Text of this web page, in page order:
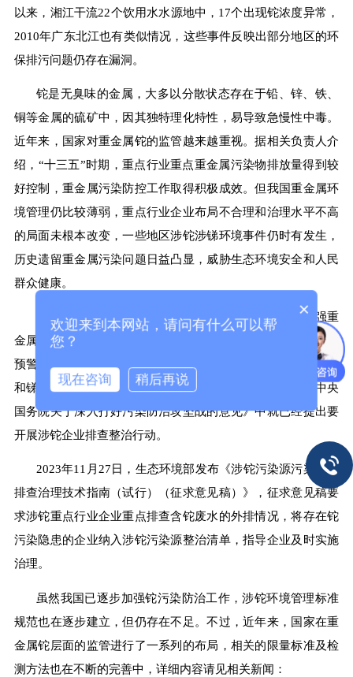
以来，湘江干流22个饮用水水源地中，17个出现铊浓度异常，
2010年广东北江也有类似情况，这些事件反映出部分地区的环
保排污问题仍存在漏洞。
铊是无臭味的金属，大多以分散状态存在于铅、锌、铁、
铜等金属的硫矿中，因其独特理化特性，易导致急慢性中毒。
近年来，国家对重金属铊的监管越来越重视。据相关负责人介
绍， “十三五”时期，重点行业重点重金属污染物排放量得到较
好控制，重金属污染防控工作取得积极成效。但我国重金属环
境管理仍比较薄弱，重点行业企业布局不合理和治理水平不高
的局面未根本改变，一些地区涉铊涉锑环境事件仍时有发生，
历史遗留重金属污染问题日益凸显，威胁生态环境安全和人民
群众健康。
基于此，2022 年 3月, 生态环境部发布《关于进一步加强重
金属污染防控的意见》，文件明确指出要强化重金属污染监控
预警，重点防控的重金属污染物包括铅、汞、镉、铬、砷、铊
和锑，特别增加了铊和锑。其实，在
年发布的《中共中央
国务院关于深入打好污染防治攻坚战的意见》中就已经提出要
开展涉铊企业排查整治行动。
2023年11 月 27 日，生态环境部发布《涉铊污染源污染隐患
排查治理技术指南（试行）（征求意见稿）》，征求意见稿要
求涉铊重点行业企业重点排查含铊废水的外排情况，将存在铊
污染隐患的企业纳入涉铊污染源整治清单，指导企业及时实施
治理。
虽然我国已逐步加强铊污染防治工作，涉铊环境管理标准
规范也在逐步建立，但仍存在不足。不过，近年来，国家在重
金属铊层面的监管进行了一系列的布局，相关的限量标准及检
测方法也在不断的完善中，详细内容请见相关新闻：
×
欢迎来到本网站，请问有什么可以帮
您？
现在咨询 稍后再说